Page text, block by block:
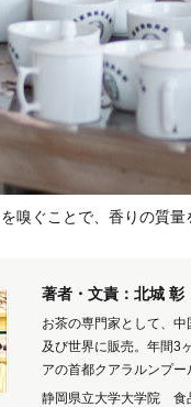
嗅ぐことで、香りの質
著者・文責：北城
お茶の専門家として、
及び世界に販売。年間3
アの首都クアラルンプ
静岡県立大学大学院 食